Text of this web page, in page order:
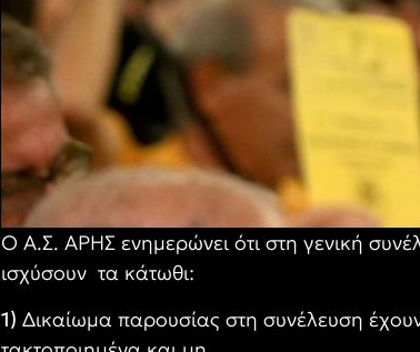
Ο Α.Σ. ΑΡΗΣ ενημερώνει ότι στη γενική
ισχύσουν τα κάτωθι:
1) Δικαίωμα παρουσίας στη συνέλευση